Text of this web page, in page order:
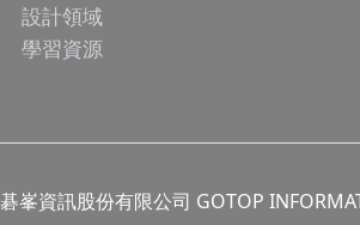
設計領域
學習資源
碁峯資訊股份有限公司 GOTOP